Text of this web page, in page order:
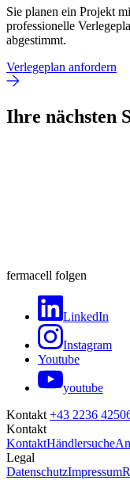
Sie planen ein Projekt
professionelle
abgestimmt.
Verlegeplan anfordern
Ihre nächsten
fermacell folgen
LinkedIn
Instagram
Youtube
youtube
Kontakt+43 2236
Kontakt
KontaktHändlersuche
Legal
DatenschutzImpressum